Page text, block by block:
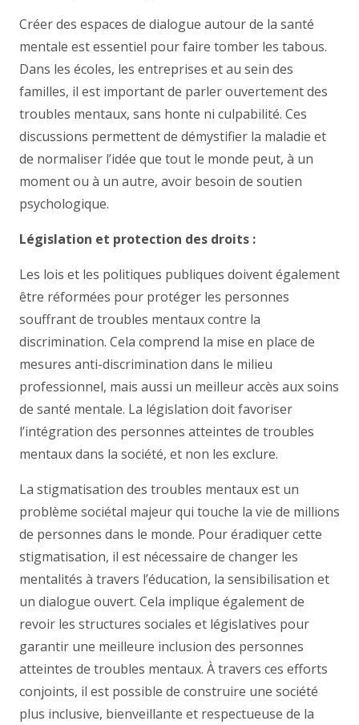
Créer des espaces de dialogue autour de la santé
mentale est essentiel pour faire tomber les tabous.
Dans les écoles, les entreprises et au sein des
familles, il est important de parler ouvertement des
troubles mentaux, sans honte ni culpabilité. Ces
discussions permettent de démystifier la maladie et
de normaliser l’idée que tout le monde peut, à un
moment ou à un autre, avoir besoin de soutien
psychologique.
Législation et protection des droits :
Les lois et les politiques publiques doivent également
être réformées pour protéger les personnes
souffrant de troubles mentaux contre la
discrimination. Cela comprend la mise en place de
mesures anti-discrimination dans le milieu
professionnel, mais aussi un meilleur accès aux soins
de santé mentale. La législation doit favoriser
l’intégration des personnes atteintes de troubles
mentaux dans la société, et non les exclure.
La stigmatisation des troubles mentaux est un
problème sociétal majeur qui touche la vie de millions
de personnes dans le monde. Pour éradiquer cette
stigmatisation, il est nécessaire de changer les
mentalités à travers l’éducation, la sensibilisation et
un dialogue ouvert. Cela implique également de
revoir les structures sociales et législatives pour
garantir une meilleure inclusion des personnes
atteintes de troubles mentaux. À travers ces efforts
conjoints, il est possible de construire une société
plus inclusive, bienveillante et respectueuse de la